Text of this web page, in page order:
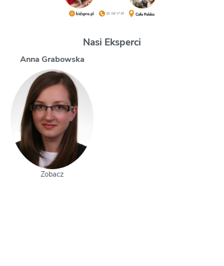
Nasi Eksperci
Magdalena Uchman